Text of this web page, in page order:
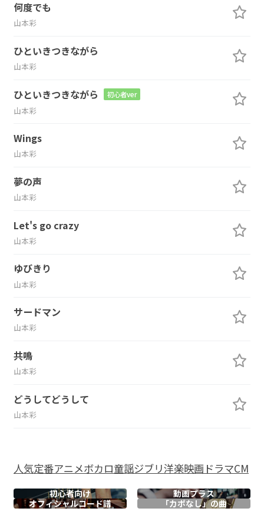
何度でも
山本彩
ひといきつきながら
山本彩
ひといきつきながら 初心者ver
山本彩
Wings
山本彩
夢の声
山本彩
Let's go crazy
山本彩
ゆびきり
山本彩
サードマン
山本彩
共鳴
山本彩
どうしてどうして
山本彩
人気定番アニメボカロ童謡ジブリ洋楽映画ドラマCM
初心者向け
動画プラス
オフィシャルコード譜 「カポなし」の曲